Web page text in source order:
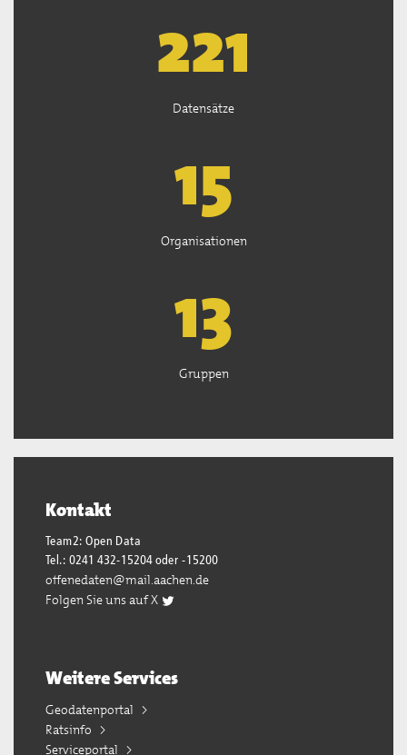
222
Datensätze
15
Organisationen
13
Gruppen
Kontakt
Team2: Open Data
Tel.: 0241 432-15204 oder -15200
offenedaten@mail.aachen.de
Folgen Sie uns auf X
Weitere Services
Geodatenportal
Ratsinfo
Serviceportal